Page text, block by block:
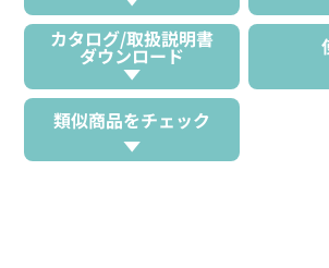
カタログ/取扱説明書
ダウンロード
類似商品をチェック